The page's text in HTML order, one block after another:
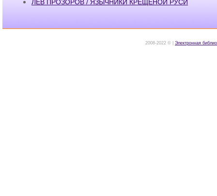
ЛЕВ ПРОЗОРОВ / ЯЗЫЧНИКИ КРЕЩЁНОЙ РУСИ
2008-2022 © | Электронная